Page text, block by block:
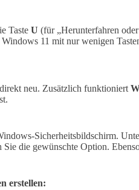
Taste U (für „Herunterfahren
11 mit nur wenigen
neu. Zusätzlich funktioniert
Sicherheitsbildschirm.
die gewünschte Option.
erstellen: